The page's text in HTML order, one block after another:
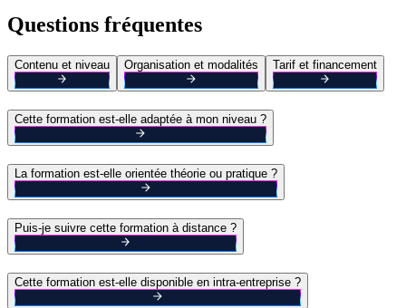
Questions fréquentes
Contenu et niveau Organisation et modalités Tarif et financement
Cette formation est-elle adaptée à mon niveau ?
La formation est-elle orientée théorie ou pratique ?
Puis-je suivre cette formation à distance ?
Cette formation est-elle disponible en intra-entreprise ?